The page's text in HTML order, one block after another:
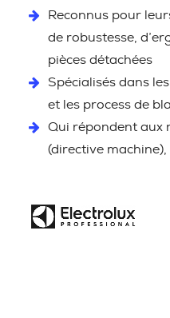
Reconnus pour
de robustesse,
pièces détachées
Spécialisés dans
et les process de
Qui répondent aux
(directive machine),